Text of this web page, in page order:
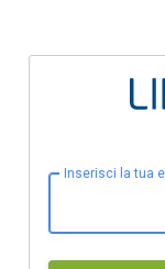
Inserisci la tua